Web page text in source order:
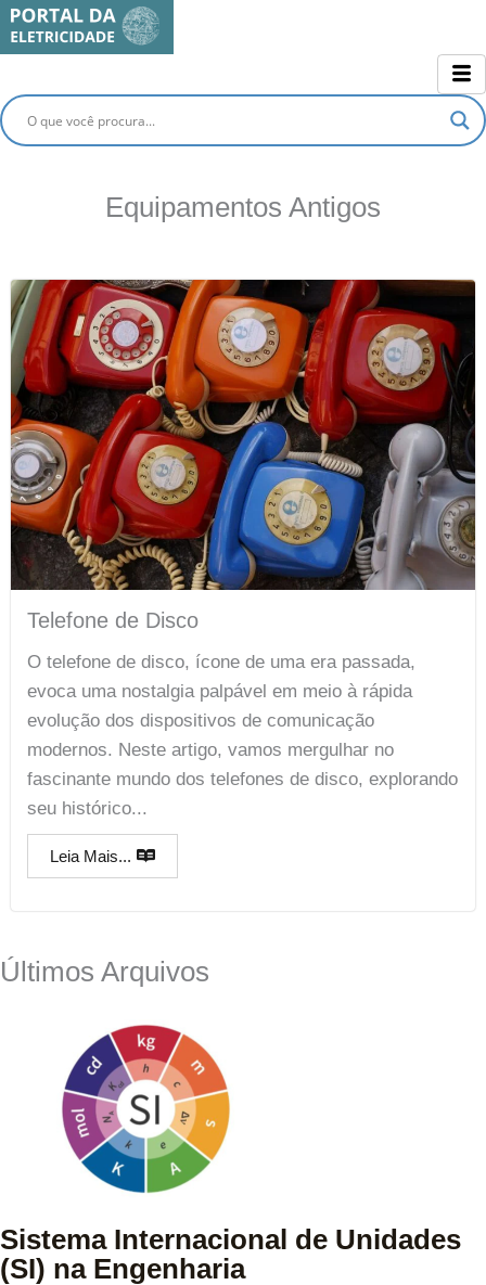
para
conteúdo
Equipamentos Antigos
Telefone de Disco
O telefone de disco, ícone de uma era passada,
evoca uma nostalgia palpável em meio à rápida
evolução dos dispositivos de comunicação
modernos. Neste artigo, vamos mergulhar no
fascinante mundo dos telefones de disco, explorando
seu histórico...
Leia Mais...
Últimos Arquivos
Sistema Internacional de Unidades
(SI) na Engenharia